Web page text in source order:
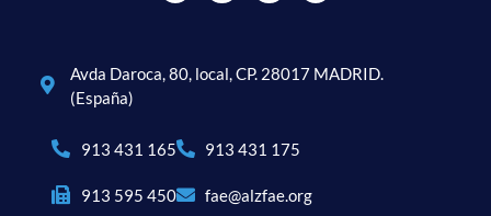
Avda Daroca, 80, local, CP. 28017 MADRID.
(España)
913 431 165 913 431 175
913 595 450 fae@alzfae.org